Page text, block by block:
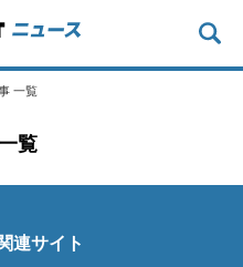
一覧
覧
連サイト